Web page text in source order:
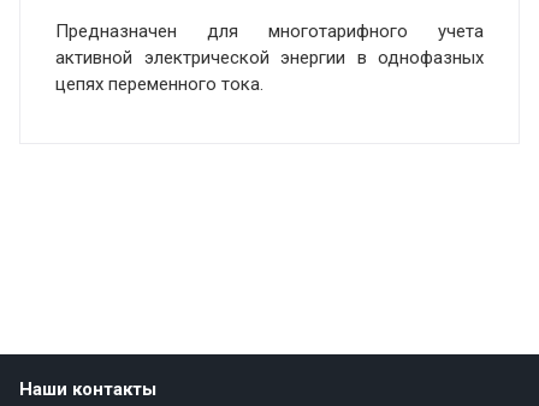
Предназначен для многотарифного учета
активной электрической энергии в однофазных
цепях переменного тока.
Наши контакты